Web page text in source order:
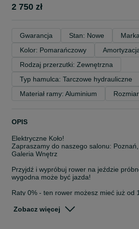
2 750 zł
Gwarancja Stan: Nowe
Kolor: Pomarańczowy
Rodzaj przerzutki: Zewnętrzna
Typ hamulca: Tarczowe hydrauliczne
Materiał ramy: Aluminium
OPIS
Elektryczne Koło!
Zapraszamy do naszego salonu:
Galeria Wnętrz
Przyjdź i wypróbuj rower na jeździe
wygodna może być jazda!
Raty 0% - ten rower możesz mieć już od
Zobacz więcej